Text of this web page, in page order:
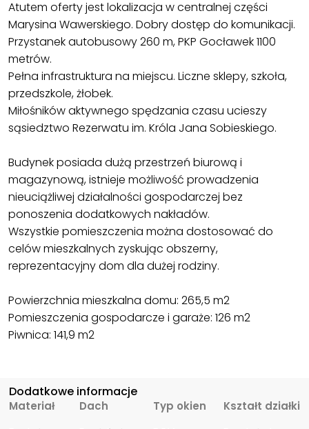
Atutem oferty jest lokalizacja w centralnej części
Marysina Wawerskiego. Dobry dostęp do komunikacji.
Przystanek autobusowy 260 m, PKP Gocławek 1100
metrów.
Pełna infrastruktura na miejscu. Liczne sklepy, szkoła,
przedszkole, żłobek.
Miłośników aktywnego spędzania czasu ucieszy
sąsiedztwo Rezerwatu im. Króla Jana Sobieskiego.
Budynek posiada dużą przestrzeń biurową i
magazynową, istnieje możliwość prowadzenia
nieuciążliwej działalności gospodarczej bez
ponoszenia dodatkowych nakładów.
Wszystkie pomieszczenia można dostosować do
celów mieszkalnych zyskując obszerny,
reprezentacyjny dom dla dużej rodziny.
Powierzchnia mieszkalna domu: 265,5 m2
Pomieszczenia gospodarcze i garaże: 126 m2
Piwnica: 141,9 m2
Dodatkowe informacje
Materiał
Dach
Typ okien
Kształt działki